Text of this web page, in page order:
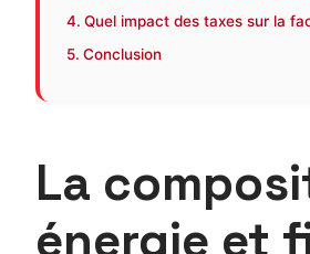
Quel impact des taxes sur la
Conclusion
La
énergie et